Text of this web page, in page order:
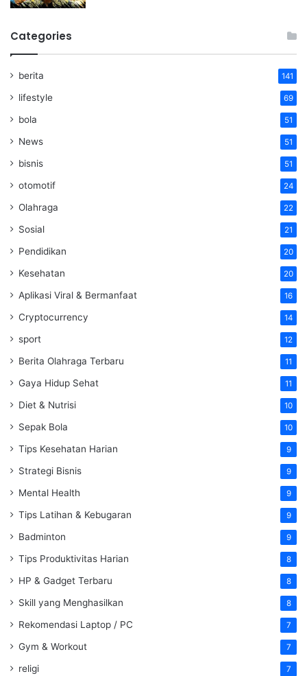
Categories
berita 141
lifestyle 69
bola 51
News 51
bisnis 51
otomotif 24
Olahraga 22
Sosial 21
Pendidikan 20
Kesehatan 20
Aplikasi Viral & Bermanfaat 16
Cryptocurrency 14
sport 12
Berita Olahraga Terbaru 11
Gaya Hidup Sehat 11
Diet & Nutrisi 10
Sepak Bola 10
Tips Kesehatan Harian 9
Strategi Bisnis 9
Mental Health 9
Tips Latihan & Kebugaran 9
Badminton 9
Tips Produktivitas Harian 8
HP & Gadget Terbaru 8
Skill yang Menghasilkan 8
Rekomendasi Laptop / PC 7
Gym & Workout 7
religi 7